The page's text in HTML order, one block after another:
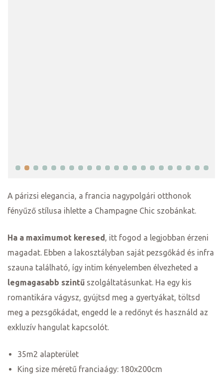
A párizsi elegancia, a francia nagypolgári otthonok
fényűző stílusa ihlette a Champagne Chic szobánkat.
Ha a maximumot keresed, itt fogod a legjobban érzeni
magadat. Ebben a lakosztályban saját pezsgőkád és infra
szauna található, így intim kényelemben élvezheted a
legmagasabb szintű szolgáltatásunkat. Ha egy kis
romantikára vágysz, gyújtsd meg a gyertyákat, töltsd
meg a pezsgőkádat, engedd le a redőnyt és használd az
exkluzív hangulat kapcsolót.
35m2 alapterület
King size méretű franciaágy: 180x200cm